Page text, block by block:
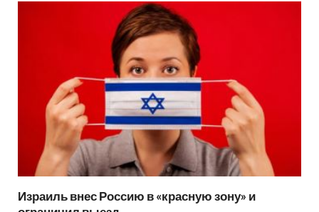
Израиль внес Россию в «красную зону» и